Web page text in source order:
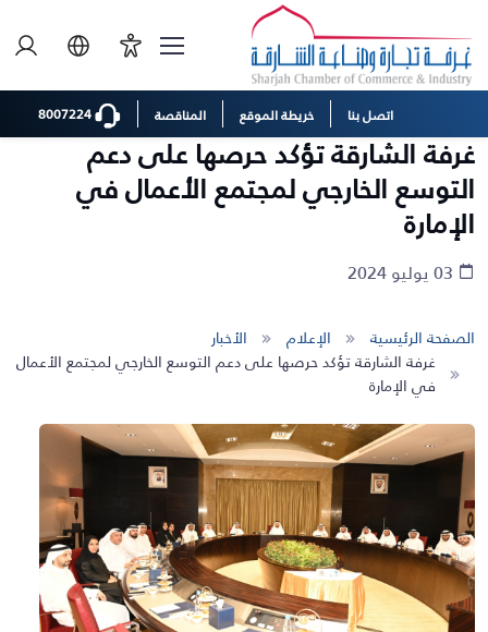
اتصل بنا خريطة الموقع المناقصة
غرفة الشارقة تؤكد حرصها على دعم
التوسع الخارجي لمجتمع الأعمال في
الإمارة
الصفحة الرئيسية الإعلام
الأخبار
غرفة الشارقة تؤكد حرصها على دعم التوسع الخارجي لمجتمع الأعمال
في الإمارة